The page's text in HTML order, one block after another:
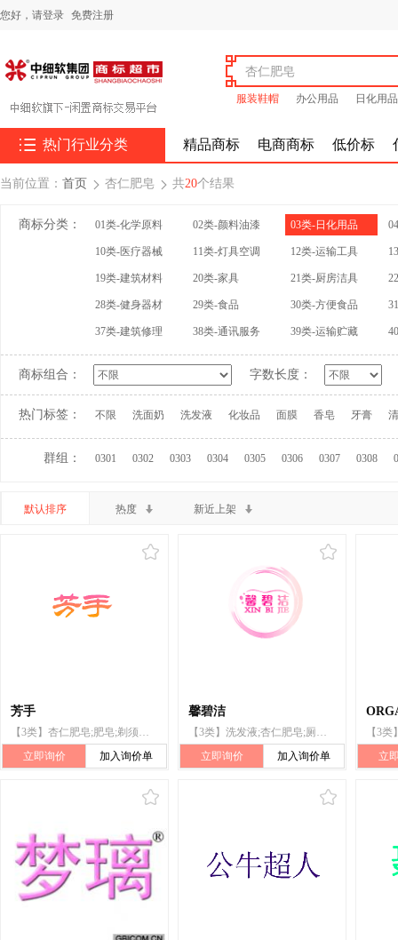
您好， 请登录 免费注册
服装鞋帽 办公用品 日化用品
 热门行业分类 精品商标 电商商标 低价标
当前位置： 首页  杏仁肥皂  共20个结果
商标分类： 01类-化学原料 02类-颜料油漆 03类-日化用品
10类-医疗器械 11类-灯具空调 12类-运输工具
19类-建筑材料 20类-家具 21类-厨房洁具
28类-健身器材 29类-食品 30类-方便食品
37类-建筑修理 38类-通讯服务 39类-运输贮藏
商标组合： 字数长度：
热门标签： 不限 洗面奶 洗发液 化妆品 面膜 香皂 牙膏
群组： 0301 0302 0303 0304 0305 0306 0307 0308
默认排序 热度 新近上架
芳手
【3类】杏仁肥皂;肥皂;剃须皂;消毒皂;药皂;汗足皂;除臭皂;香皂;防汗皂;洗发软皂
立即询价
加入询价单
馨碧洁
【3类】洗发液;杏仁肥皂;厕所清洗剂;洗衣粉;牙膏;化妆品;空气芳香剂;研磨剂;清洁制剂;抛光制剂
立即询价
加入询价单 立